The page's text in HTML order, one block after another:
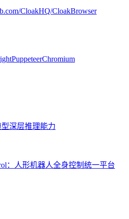
CloakHQ/CloakBrowser
PuppeteerChromium
深层推理能力
：人形机器人全身控制统一平台